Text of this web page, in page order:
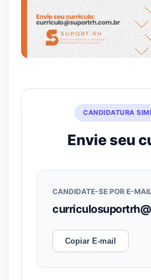
CANDIDATURA
Envie seu
CANDIDATE-SE POR E-
Copiar E-mail